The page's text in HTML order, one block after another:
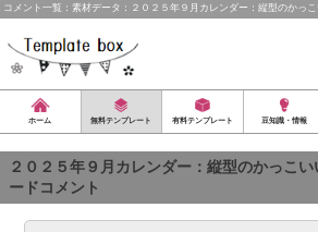
コメント一覧：素材データ：２０２５年９月カレンダー：縦型のかっ
ホーム 無料テンプレート 有料テンプレート 豆知識・情報
２０２５年９月カレンダー：縦型のかっこ
ードコメント